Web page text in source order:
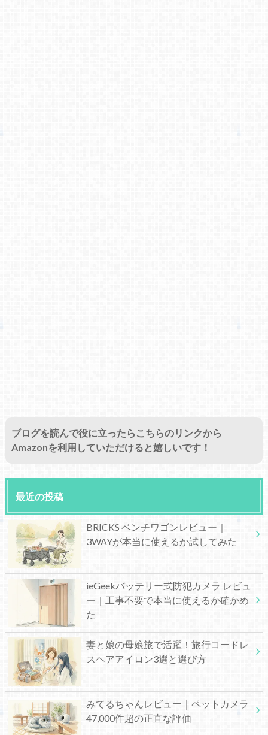
ブログを読んで役に立ったらこちらのリンクから
Amazonを利用していただけると嬉しいです！
最近の投稿
BRICKS ベンチワゴンレビュー｜
3WAYが本当に使えるか試してみた
ieGeekバッテリー式防犯カメラ レビュ
ー｜工事不要で本当に使えるか確かめ
た
妻と娘の母娘旅で活躍！旅行コードレ
スヘアアイロン3選と選び方
みてるちゃんレビュー｜ペットカメラ
47,000件超の正直な評価